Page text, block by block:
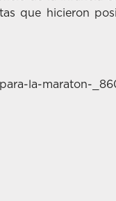
que hicieron